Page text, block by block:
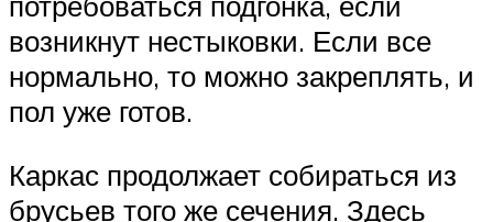
возникнут нестыковки. Если все
нормально, то можно закреплять, и
пол уже готов.
Каркас продолжает собираться из
брусьев того же сечения. Здесь